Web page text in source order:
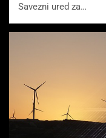
Savezni ured za…